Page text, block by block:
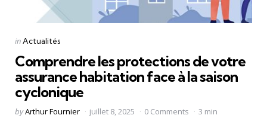
Categories
Posted
inActualités
Comprendre les protections de votre
assurance habitation face à la saison
cyclonique
Posted
byArthur Fournier juillet 8, 2025 0 Comments 3 min